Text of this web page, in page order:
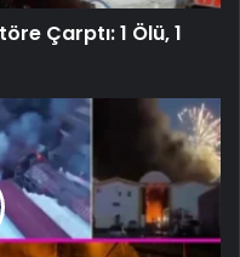
Çarptı: 1 Ölü, 1